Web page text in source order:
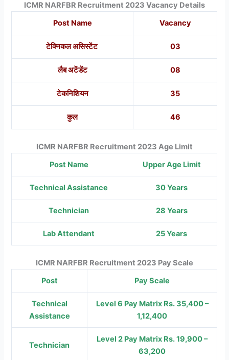
ICMR NARFBR Recruitment 2023 Vacancy Details
Post Name
Vacancy
टेक्निकल असिस्टेंट 03
लैब अटेंडेंट 08
टेकनिशियन 35
कुल 46
ICMR NARFBR Recruitment 2023 Age Limit
Post Name
Upper Age Limit
Technical Assistance 30 Years
Technician 28 Years
Lab Attendant 25 Years
ICMR NARFBR Recruitment 2023 Pay Scale
Post
Pay Scale
Technical
Assistance
Level 6 Pay Matrix Rs. 35,400 –
1,12,400
Technician
Level 2 Pay Matrix Rs. 19,900 –
63,200